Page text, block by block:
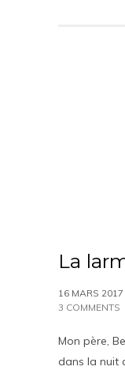
La
16 MARS 2017
3 COMMENTS
Mon père,
dans la nuit